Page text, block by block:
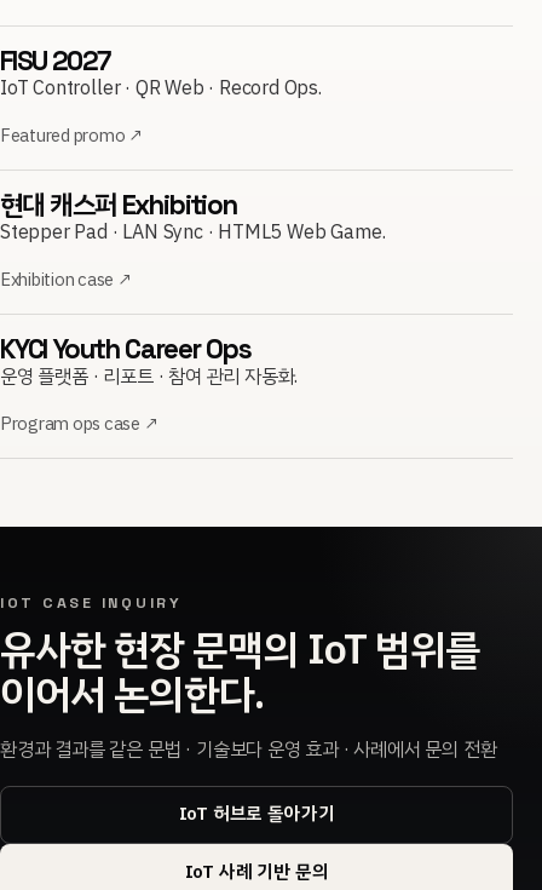
FISU 2027
IoT Controller · QR Web · Record Ops.
Featured promo ↗
현대 캐스퍼 Exhibition
Stepper Pad · LAN Sync · HTML5 Web Game.
Exhibition case ↗
KYCI Youth Career Ops
운영 플랫폼 · 리포트 · 참여 관리 자동화.
Program ops case ↗
IOT CASE INQUIRY
유사한 현장 문맥의 IoT 범위를
이어서 논의한다.
환경과 결과를 같은 문법 · 기술보다 운영 효과 · 사례에서 문의 전환
IoT 허브로 돌아가기
IoT 사례 기반 문의